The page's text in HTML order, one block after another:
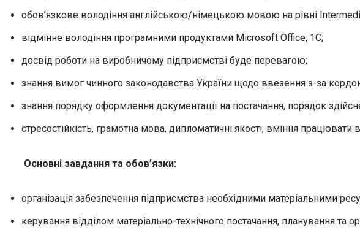
обов’язкове володіння англійською/німецькою мовою на рівні
відмінне володіння програмними продуктами Microsoft Office, 1С;
досвід роботи на виробничому підприємстві буде перевагою;
знання вимог чинного законодавства України щодо ввезення з-за
знання порядку оформлення документації на постачання, порядок
стресостійкість, грамотна мова, дипломатичні якості, вміння
Основні завдання та обов’язки:
організація забезпечення підприємства необхідними матеріальними
керування відділом матеріально-технічного постачання, планування та